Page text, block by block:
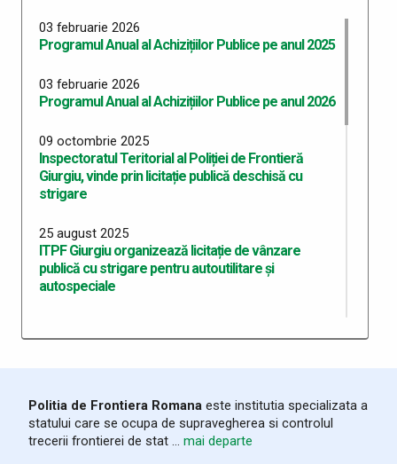
03 februarie 2026
Programul Anual al Achizițiilor Publice pe anul 2025
03 februarie 2026
Programul Anual al Achizițiilor Publice pe anul 2026
09 octombrie 2025
Inspectoratul Teritorial al Poliției de Frontieră
Giurgiu, vinde prin licitație publică deschisă cu
strigare
25 august 2025
ITPF Giurgiu organizează licitație de vânzare
publică cu strigare pentru autoutilitare și
autospeciale
Programul Anual al Achizițiilor Publice pe anul 2025
Programul Anual al Achizițiilor Publice pe anul 2024
15 ianuarie 2024
Politia de Frontiera Romana este institutia specializata a
statului care se ocupa de supravegherea si controlul
trecerii frontierei de stat ... mai departe